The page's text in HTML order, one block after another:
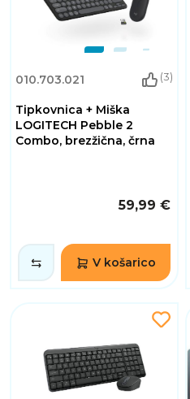
010.703.021 (3)
Tipkovnica + Miška
LOGITECH Pebble 2
Combo, brezžična, črna
59,99 €
V košarico